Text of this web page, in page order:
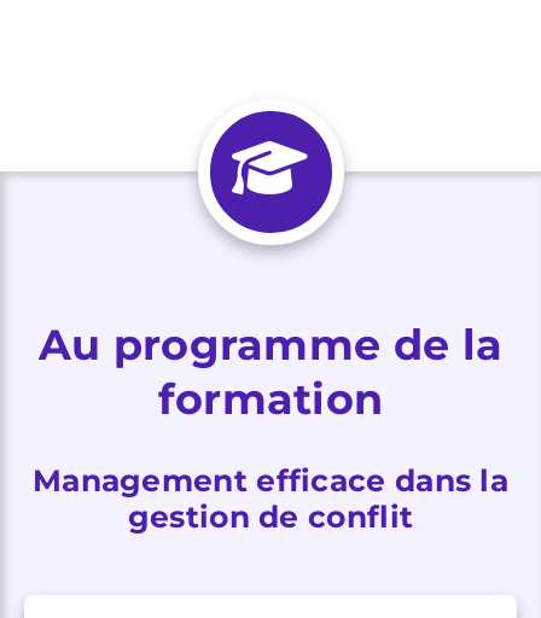
Au programme de la
formation
Management efficace dans la
gestion de conflit